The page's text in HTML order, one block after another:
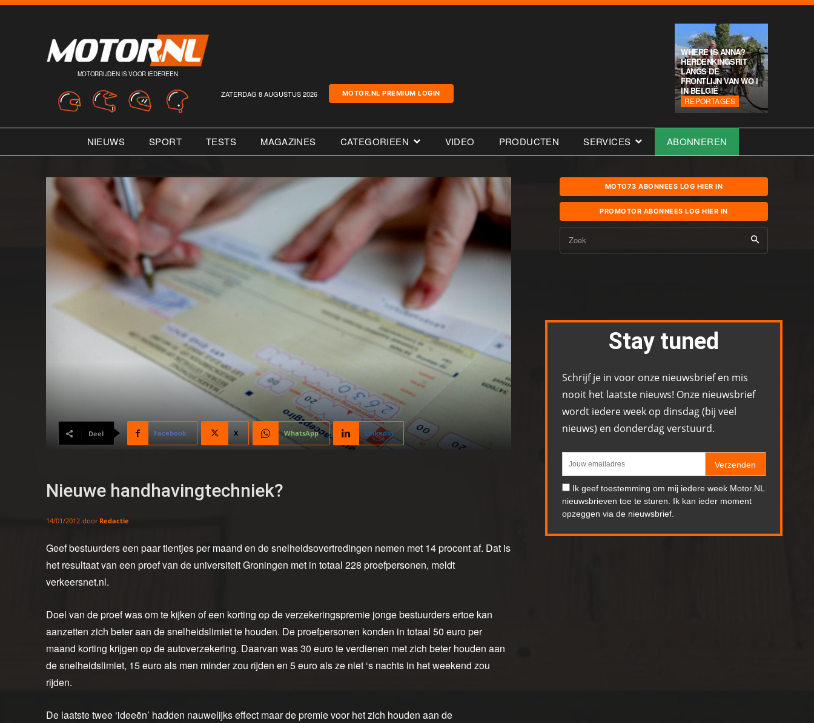
MOTORRIJDEN IS VOOR IEDEREEN
ZATERDAG 8 AUGUSTUS 2026 MOTOR.NL PREMIUM LOGIN
WHERE IS ANNA?
HERDENKINGSRIT
LANGS DE
FRONTLIJN VAN WO I
IN BELGIË
REPORTAGES
NIEUWS SPORT TESTS MAGAZINES CATEGORIEEN VIDEO PRODUCTEN SERVICES ABONNEREN
Deel Facebook X WhatsApp Linkedin
Nieuwe handhavingtechniek?
14/01/2012 door Redactie
Geef bestuurders een paar tientjes per maand en de snelheidsovertredingen nemen met 14 procent af. Dat is
het resultaat van een proef van de universiteit Groningen met in totaal 228 proefpersonen, meldt
verkeersnet.nl.
Doel van de proef was om te kijken of een korting op de verzekeringspremie jonge bestuurders ertoe kan
aanzetten zich beter aan de snelheidslimiet te houden. De proefpersonen konden in totaal 50 euro per
maand korting krijgen op de autoverzekering. Daarvan was 30 euro te verdienen met zich beter houden aan
de snelheidslimiet, 15 euro als men minder zou rijden en 5 euro als ze niet ‘s nachts in het weekend zou
rijden.
De laatste twee ‘ideeën’ hadden nauwelijks effect maar de premie voor het zich houden aan de
MOTO73 ABONNEES LOG HIER IN
PROMOTOR ABONNEES LOG HIER IN
Zoek
Stay tuned
Schrijf je in voor onze nieuwsbrief en mis
nooit het laatste nieuws! Onze nieuwsbrief
wordt iedere week op dinsdag (bij veel
nieuws) en donderdag verstuurd.
Verzenden
Ik geef toestemming om mij iedere week Motor.NL
nieuwsbrieven toe te sturen. Ik kan ieder moment
opzeggen via de nieuwsbrief.